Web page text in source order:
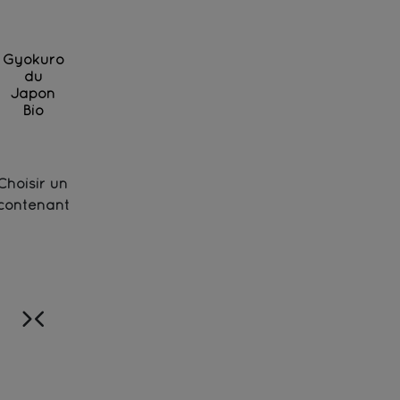
Gyokuro
du
Japon
Bio
un